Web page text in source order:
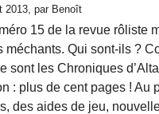
2013, par Benoît
15 de la revue rôliste
méchants. Qui sont-ils ?
sont les Chroniques
: plus de cent pages ! Au
des aides de jeu,